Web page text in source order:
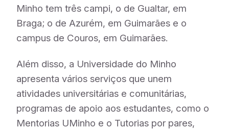
Minho tem ​três campi, o de Gualtar, em
Braga; o de Azurém, em Guimarães e o
campus de Couros, em Guimarães.
Além disso, a Universidade do Minho
apresenta vários serviços que unem
atividades universitárias e comunitárias,
programas de apoio aos estudantes, como o
Mentorias UMinho e o Tutorias por pares,